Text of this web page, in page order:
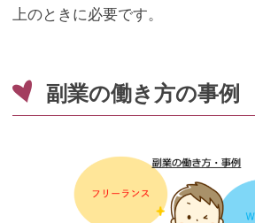
上のときに必要です。
副業の働き方の事例